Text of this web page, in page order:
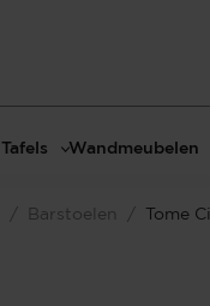
Tafels Wandmeubelen
/ Barstoelen / Tome